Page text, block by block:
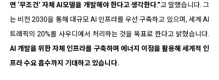
면 ‘무조건’ 자체 AI모델을 개발해야 한다고 생각한다.”고 말했습니다. 그
는 비전 2030을 통해 대규모 AI 인프라를 우선 구축하고 있으며, 세계 AI
트래픽의 20%를 사우디에서 처리하는 것을 목표로 한다고 밝혔습니다.
AI 개발을 위한 자체 인프라를 구축하며 에너지 이점을 활용해 세계적 인
프라 수요 흡수까지 기대하고 있습니다.